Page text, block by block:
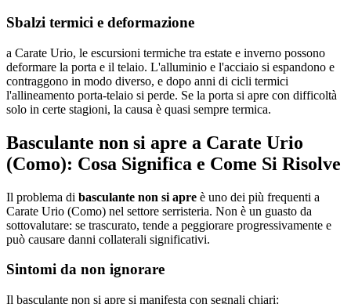
Sbalzi termici e deformazione
a Carate Urio, le escursioni termiche tra estate e inverno possono
deformare la porta e il telaio. L'alluminio e l'acciaio si espandono e
contraggono in modo diverso, e dopo anni di cicli termici
l'allineamento porta-telaio si perde. Se la porta si apre con difficoltà
solo in certe stagioni, la causa è quasi sempre termica.
Basculante non si apre a Carate Urio
(Como): Cosa Significa e Come Si Risolve
Il problema di basculante non si apre è uno dei più frequenti a
Carate Urio (Como) nel settore serristeria. Non è un guasto da
sottovalutare: se trascurato, tende a peggiorare progressivamente e
può causare danni collaterali significativi.
Sintomi da non ignorare
Il basculante non si apre si manifesta con segnali chiari: